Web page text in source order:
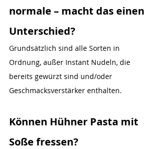
normale – macht das einen
Unterschied?
Grundsätzlich sind alle Sorten in
Ordnung, außer Instant Nudeln, die
bereits gewürzt sind und/oder
Geschmacksverstärker enthalten.
Können Hühner Pasta mit
Soße fressen?